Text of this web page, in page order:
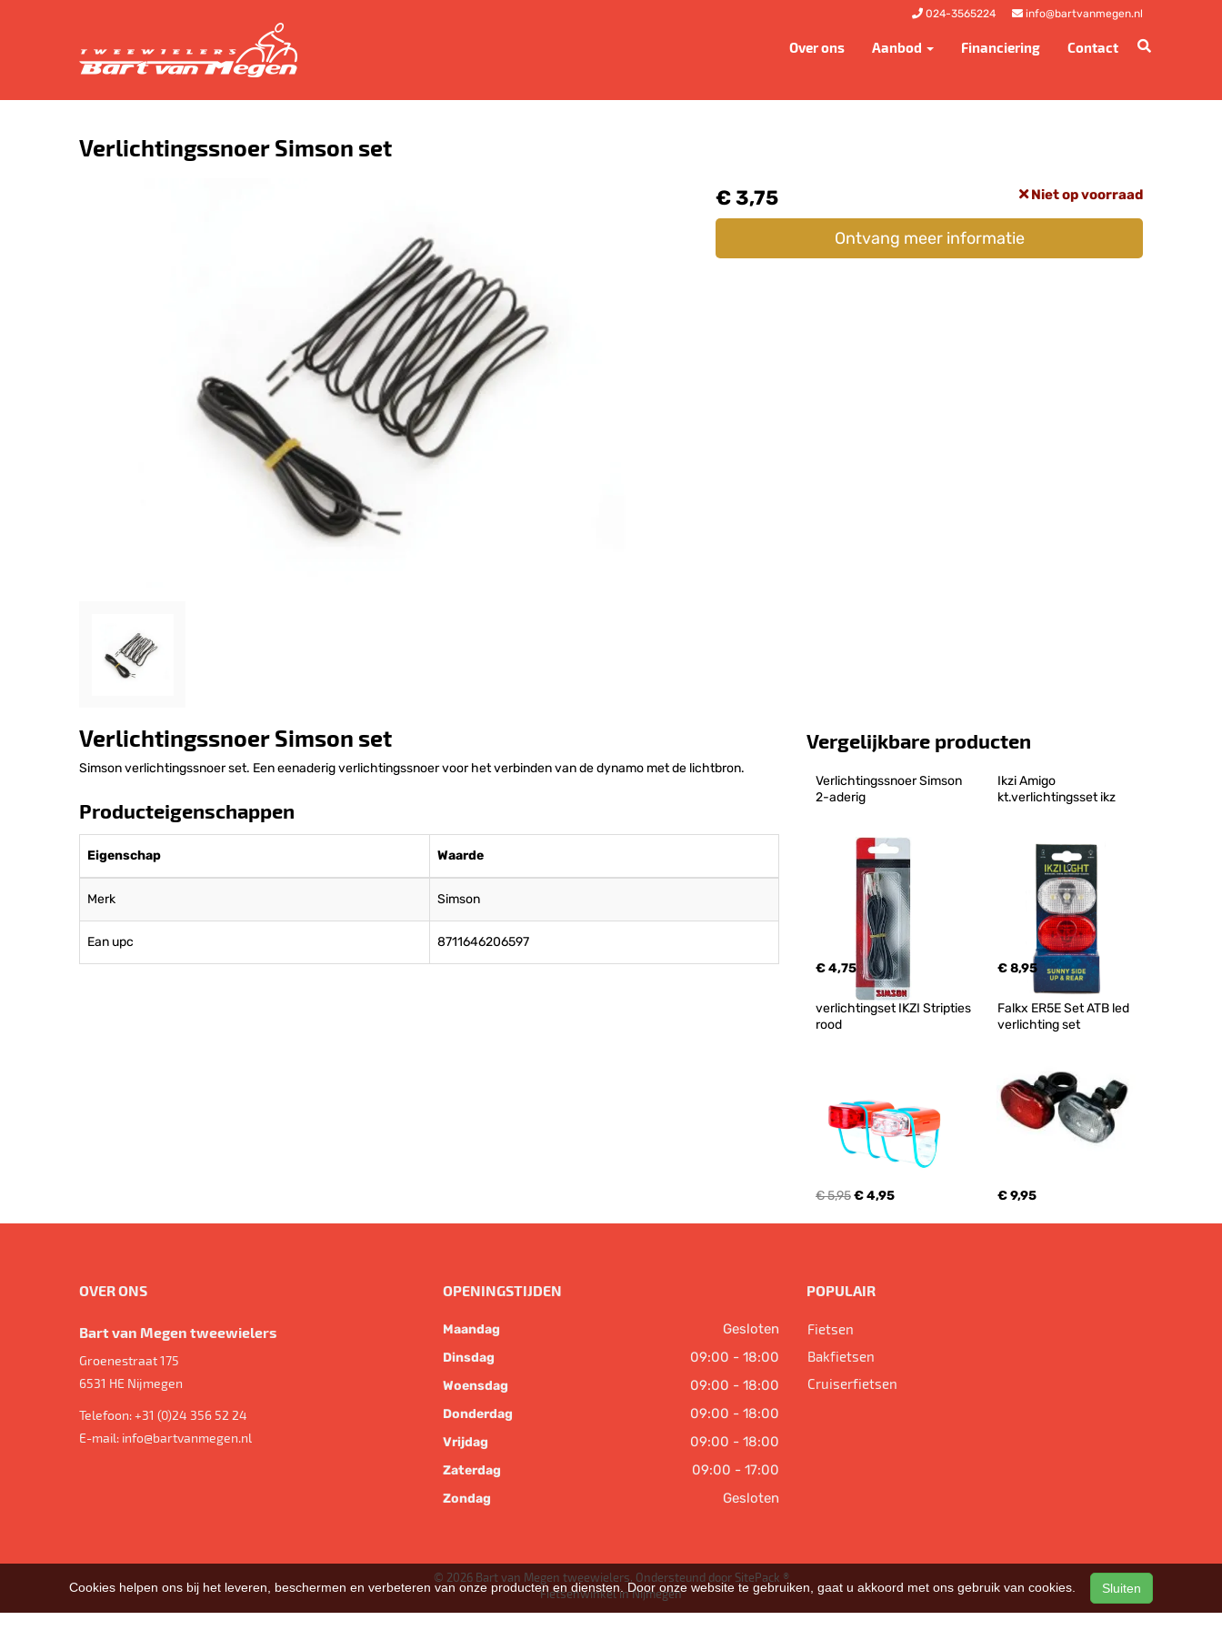
024-3565224 info@bartvanmegen.nl
Over ons Aanbod Financiering Contact
Verlichtingssnoer Simson set
€ 3,75 Niet op voorraad
Ontvang meer informatie
Verlichtingssnoer Simson set
Simson verlichtingssnoer set. Een eenaderig verlichtingssnoer voor het verbinden van de dynamo met de lichtbron.
Producteigenschappen
Eigenschap Waarde
Merk Simson
Ean upc 8711646206597
Vergelijkbare producten
Verlichtingssnoer Simson
2-aderig
€ 4,75
Ikzi Amigo
kt.verlichtingsset ikz
€ 8,95
verlichtingset IKZI Stripties
rood
€ 5,95€ 4,95
Falkx ER5E Set ATB led
verlichting set
€ 9,95
OVER ONS
Bart van Megen tweewielers
Groenestraat 175
6531 HE Nijmegen
Telefoon:+31 (0)24 356 52 24
E-mail: info@bartvanmegen.nl
OPENINGSTIJDEN
Maandag Gesloten
Dinsdag 09:00 - 18:00
Woensdag 09:00 - 18:00
Donderdag 09:00 - 18:00
Vrijdag 09:00 - 18:00
Zaterdag 09:00 - 17:00
Zondag Gesloten
POPULAIR
Fietsen
Bakfietsen
Cruiserfietsen
© 2026 Bart van Megen tweewielers. Ondersteund door SitePack ®
Fietsenwinkel in Nijmegen
Cookies helpen ons bij het leveren, beschermen en verbeteren van onze producten en diensten. Door onze website te gebruiken, gaat u akkoord met ons gebruik van cookies. Sluiten